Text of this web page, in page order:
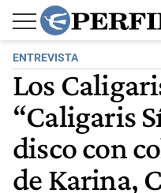
ENTREVISTA
Los
“Caligaris
disco con
de Karina,